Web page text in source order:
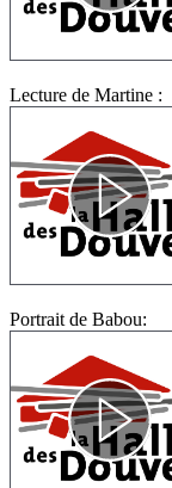
Lecture de Martine :
Portrait de Babou: